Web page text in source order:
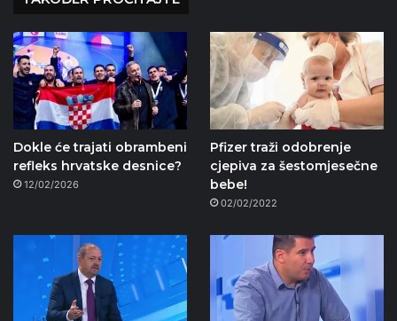
Dokle će trajati obrambeni
refleks hrvatske desnice?
12/02/2026
Pfizer traži odobrenje
cjepiva za šestomjesečne
bebe!
02/02/2022